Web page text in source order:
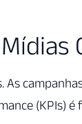
As
(KPIs) é